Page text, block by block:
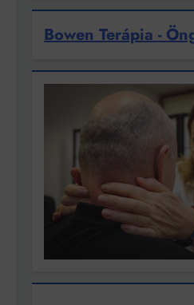
Bowen Terápia -